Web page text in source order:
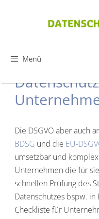
Menü
Die DSGVO aber auch
BDSG und die EU-
umsetzbar und
Unternehmen die für
schnellen Prüfung des
Datenschutzes bspw.
Checkliste für